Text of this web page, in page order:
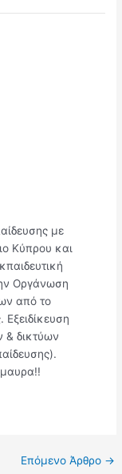
με
Κύπρου και
Οργάνωση
από το
& δικτύων
Επόμενο Άρθρο →